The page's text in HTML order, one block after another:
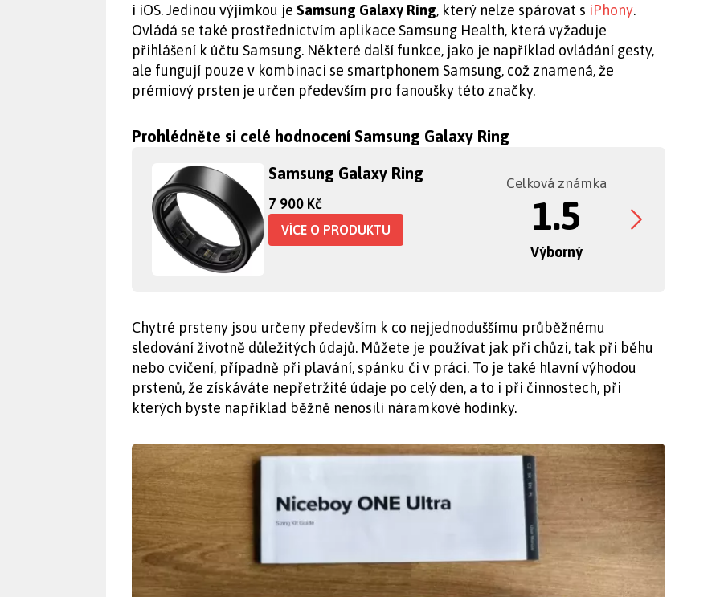
i iOS. Jedinou výjimkou je Samsung Galaxy Ring, který nelze spárovat s iPhony.
Ovládá se také prostřednictvím aplikace Samsung Health, která vyžaduje
přihlášení k účtu Samsung. Některé další funkce, jako je například ovládání gesty,
ale fungují pouze v kombinaci se smartphonem Samsung, což znamená, že
prémiový prsten je určen především pro fanoušky této značky.
Prohlédněte si celé hodnocení Samsung Galaxy Ring
Samsung Galaxy Ring
7 900 Kč
VÍCE O PRODUKTU
Celková známka
1.5
Výborný
Chytré prsteny jsou určeny především k co nejjednoduššímu průběžnému
sledování životně důležitých údajů. Můžete je používat jak při chůzi, tak při běhu
nebo cvičení, případně při plavání, spánku či v práci. To je také hlavní výhodou
prstenů, že získáváte nepřetržité údaje po celý den, a to i při činnostech, při
kterých byste například běžně nenosili náramkové hodinky.